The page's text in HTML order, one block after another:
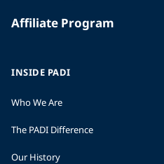
Affiliate Program
INSIDE PADI
Who We Are
The PADI Difference
Our History